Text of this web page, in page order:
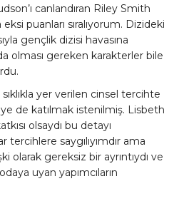
canlandıran Riley Smith
puanları sıralıyorum. Dizideki
gençlik dizisi havasına
olması gereken karakterler bile
yer verilen cinsel tercihte
de katılmak istenilmiş. Lisbeth
olsaydı bu detayı
saygılıyımdır ama
olarak gereksiz bir ayrıntıydı ve
uyan yapımcıların